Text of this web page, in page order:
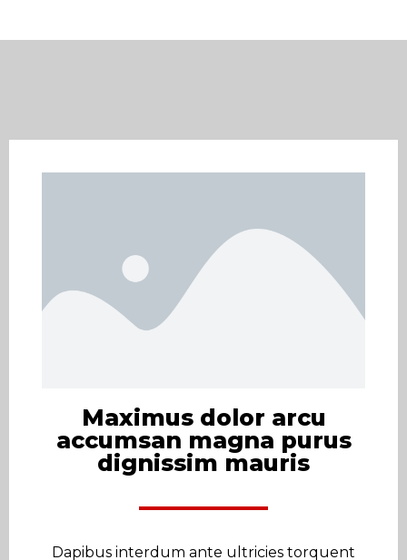
Maximus dolor arcu
accumsan magna purus
dignissim mauris
Dapibus interdum ante ultricies torquent